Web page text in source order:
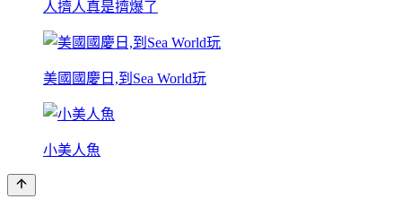
人擠人真是擠爆了
美國國慶日,到Sea World玩
小美人魚